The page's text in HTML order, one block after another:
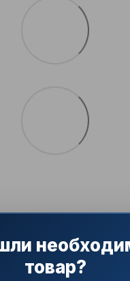
099 387-28-27
093 971-98-73
товар?